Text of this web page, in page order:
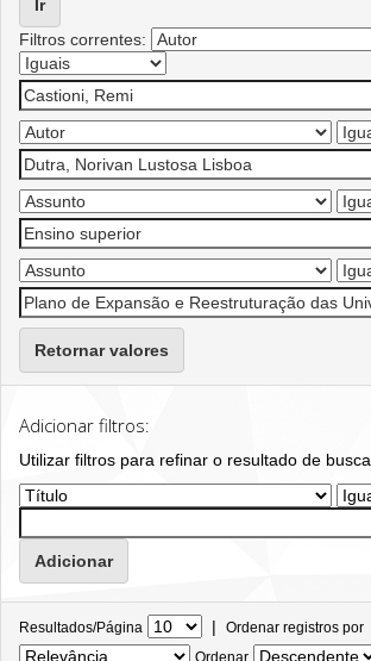
Filtros correntes:
Retornar valores
Adicionar filtros:
Utilizar filtros para refinar o resultado de busca.
Resultados/Página | Ordenar registros por
Ordenar